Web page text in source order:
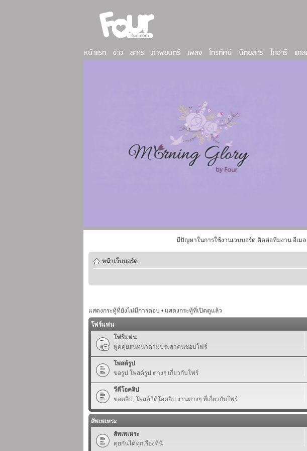
มีปัญหาในการใช้งานเวบบอร์ด ติดต่อทีมงาน อีเมล
หน้าเว็บบอร์ด
แสดงกระทู้ที่ยังไม่มีการตอบ • แสดงกระทู้ที่เปิดดูแล้ว
โฟร์แฟน
โฟร์แฟน
พูดคุยสนทนาตามประสาคนชอบโฟร์
โพสต์รูป
ขอรูป โพสต์รูป ต่างๆ เกี่ยวกับโฟร์
วีดีโอคลิป
ขอคลิป, โพสต์วีดีโอคลิป งานต่างๆ ที่เกี่ยวกับโฟร์
สัพเพเหระ
สัพเพเหระ
คุยกันได้ทุกเรื่องที่นี่